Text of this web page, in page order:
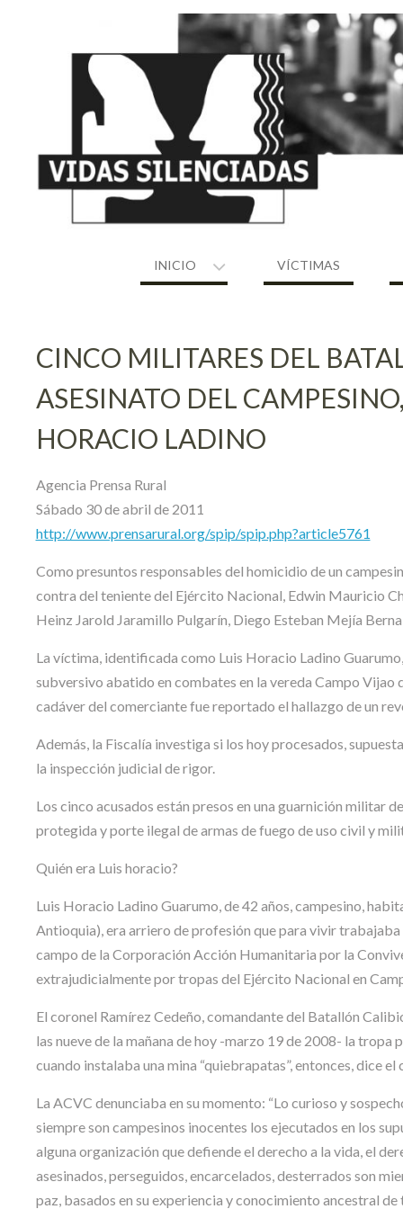
INICIO VÍCTIMAS
CINCO MILITARES DEL
ASESINATO DEL
HORACIO LADINO
Agencia Prensa Rural
Sábado 30 de abril de 2011
http://www.prensarural.org/spip/spip.php?article5761
Como presuntos responsables del homicidio de un
contra del teniente del Ejército Nacional, Edwin Mauricio
Heinz Jarold Jaramillo Pulgarín, Diego Esteban Mejía
La víctima, identificada como Luis Horacio Ladino
subversivo abatido en combates en la vereda Campo
cadáver del comerciante fue reportado el hallazgo de un
Además, la Fiscalía investiga si los hoy procesados,
la inspección judicial de rigor.
Los cinco acusados están presos en una guarnición militar
protegida y porte ilegal de armas de fuego de uso civil y
Quién era Luis horacio?
Luis Horacio Ladino Guarumo, de 42 años, campesino,
Antioquia), era arriero de profesión que para vivir
campo de la Corporación Acción Humanitaria por la
extrajudicialmente por tropas del Ejército Nacional en
El coronel Ramírez Cedeño, comandante del Batallón
las nueve de la mañana de hoy -marzo 19 de 2008- la
cuando instalaba una mina “quiebrapatas”, entonces, dice
La ACVC denunciaba en su momento: “Lo curioso y
siempre son campesinos inocentes los ejecutados en los
alguna organización que defiende el derecho a la vida, el
asesinados, perseguidos, encarcelados, desterrados son
paz, basados en su experiencia y conocimiento ancestral